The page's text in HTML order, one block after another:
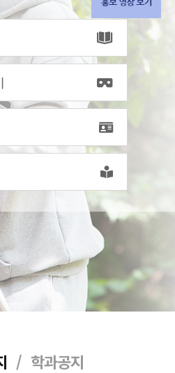
/ 학과공지